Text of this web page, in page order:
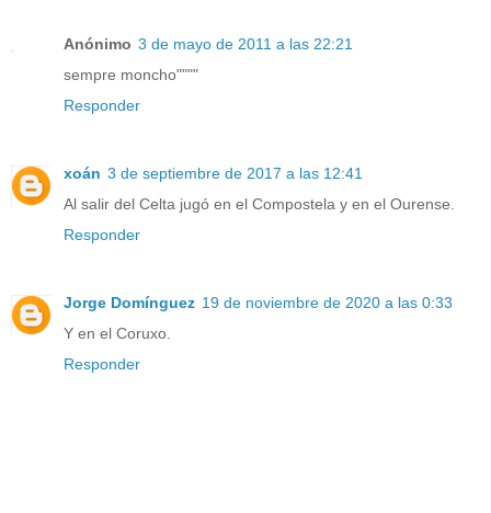
Anónimo 3 de mayo de 2011 a las 22:21
sempre moncho""""
Responder
xoán 3 de septiembre de 2017 a las 12:41
Al salir del Celta jugó en el Compostela y en el Ourense.
Responder
Jorge Domínguez 19 de noviembre de 2020 a las 0:33
Y en el Coruxo.
Responder